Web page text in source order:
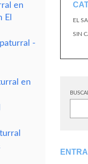
en
El
-
en
EL
SIN